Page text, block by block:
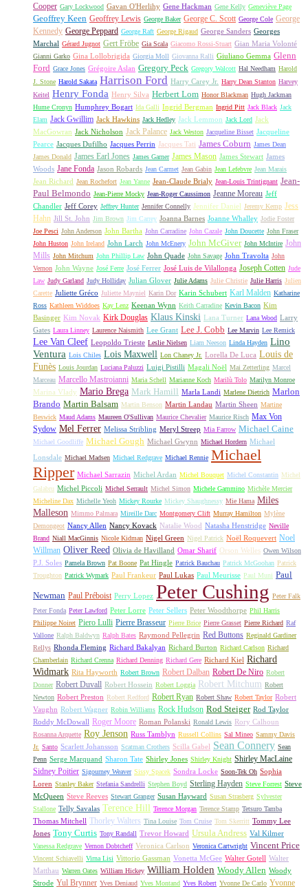
Cooper Gary Lockwood Gavan O'Herlihy Gene Hackman Gene Kelly Geneviève Page
Geoffrey Keen Geoffrey Lewis George Baker George C. Scott George Cole George
Kennedy George Peppard George Raft George Rigaud George Sanders Georges
Marchal Gérard Jugnot Gert Fröbe Gia Scala Giacomo Rossi-Stuart Gian Maria Volonté
Gianni Garko Gina Lollobrigida Giorgia Moll Giovanna Ralli Giuliano Gemma Glenn
Ford Grace Jones Grégoire Aslan Gregory Peck Gregory Walcott Hal Needham Harold
J. Stone Harold Sakata Harrison Ford Harry Carey Jr. Harry Dean Stanton Harvey
Keitel Henry Fonda Henry Silva Herbert Lom Honor Blackman Hugh Jackman
Hume Cronyn Humphrey Bogart Ida Galli Ingrid Bergman Ingrid Pitt Jack Black Jack
Elam Jack Gwillim Jack Hawkins Jack Hedley Jack Lemmon Jack Lord Jack
MacGowran Jack Nicholson Jack Palance Jack Weston Jacqueline Bisset Jacqueline
Pearce Jacques Dufilho Jacques Perrin Jacques Tati James Coburn James Dean
James Donald James Earl Jones James Garner James Mason James Stewart James
Woods Jane Fonda Jason Robards Jean Carmet Jean Gabin Jean Lefebvre Jean Marais
Jean Richard Jean Rochefort Jean Yanne Jean-Claude Brialy Jean-Louis Trintignant Jean-
Paul Belmondo Jean-Pierre Mocky Jean-Roger Caussimon Jeanne Moreau Jeff
Chandler Jeff Corey Jeffrey Hunter Jennifer Connelly Jennifer Daniel Jeremy Kemp Jess
Hahn Jill St. John Jim Brown Jim Carrey Joanna Barnes Joanne Whalley Jodie Foster
Joe Pesci John Anderson John Bartha John Carradine John Cazale John Doucette John Fraser
John Huston John Ireland John Larch John McEnery John McGiver John McIntire John
Mills John Mitchum John Phillip Law John Quade John Savage John Travolta John
Vernon John Wayne José Ferre José Ferrer José Luis de Vilallonga Joseph Cotten Jude
Law Judy Garland Judy Holliday Julian Glover Julie Adams Julie Christie Julie Harris Julien
Carette Juliette Gréco Juliette Mayniel Karin Dor Karin Schubert Karl Malden Katharine
Ross Kathleen Widdoes Kay Lenz Keenan Wynn Keith Carradine Kevin Bacon Kim
Basinger Kim Novak Kirk Douglas Klaus Kinski Lana Turner Lana Wood Larry
Gates Laura Linney Laurence Naismith Lee Grant Lee J. Cobb Lee Marvin Lee Remick
Lee Van Cleef Leopoldo Trieste Leslie Nielsen Liam Neeson Linda Hayden Lino
Ventura Lois Chiles Lois Maxwell Lon Chaney Jr. Lorella De Luca Louis de
Funès Louis Jourdan Luciana Paluzzi Luigi Pistilli Magali Noël Mai Zetterling Marcel
Marceau Marcello Mastroianni Maria Schell Marianne Koch Marilù Tolo Marilyn Monroe
Marina Vlady Mario Brega Mark Hamill Marla Landi Marlene Dietrich Marlon
Brando Martin Balsam Martin Benson Martin Landau Martin Sheen Martine
Beswick Maud Adams Maureen O'Sullivan Maurice Chevalier Maurice Risch Max Von
Sydow Mel Ferrer Melissa Stribling Meryl Streep Mia Farrow Michael Caine
Michael Goodliffe Michael Gough Michael Gwynn Michael Hordern Michael
Lonsdale Michael Madsen Michael Redgrave Michael Rennie Michael
Ripper Michael Sarrazin Michel Ardan Michel Bouquet Michel Constantin Michel
Galabru Michel Piccoli Michel Serrault Michel Simon Michele Gammino Michèle Mercier
Micheline Dax Michelle Yeoh Mickey Rourke Mickey Shaughnessy Mie Hama Miles
Malleson Mimmo Palmara Mireille Darc Montgomery Clift Murray Hamilton Mylène
Demongeot Nancy Allen Nancy Kovack Natalie Wood Natasha Henstridge Neville
Brand Niall MacGinnis Nicole Kidman Nigel Green Nigel Patrick Noël Roquevert Noel
Willman Oliver Reed Olivia de Havilland Omar Sharif Orson Welles Owen Wilson
P.J. Soles Pamela Brown Pat Boone Pat Hingle Patrick Bauchau Patrick McGoohan Patrick
Troughton Patrick Wymark Paul Frankeur Paul Lukas Paul Meurisse Paul Muni Paul
Newman Paul Préboist Perry Lopez Peter Cushing Peter Falk
Peter Fonda Peter Lawford Peter Lorre Peter Sellers Peter Woodthorpe Phil Harris
Philippe Noiret Piero Lulli Pierre Brasseur Pierre Brice Pierre Grasset Pierre Richard Raf
Vallone Ralph Baldwyn Ralph Bates Raymond Pellegrin Red Buttons Reginald Gardiner
Rellys Rhonda Fleming Richard Bakalyan Richard Burton Richard Carlson Richard
Chamberlain Richard Crenna Richard Denning Richard Gere Richard Kiel Richard
Widmark Rita Hayworth Robert Brown Robert Dalban Robert De Niro Robert
Donner Robert Duvall Robert Hossein Robert Loggia Robert Mitchum Robert
Newton Robert Preston Robert Redford Robert Ryan Robert Shaw Robert Taylor Robert
Vaughn Robert Wagner Robin Williams Rock Hudson Rod Steiger Rod Taylor
Roddy McDowall Roger Moore Roman Polanski Ronald Lewis Rory Calhoun
Rosanna Arquette Roy Jenson Russ Tamblyn Russell Collins Sal Mineo Sammy Davis
Jr. Santo Scarlett Johansson Scatman Crothers Scilla Gabel Sean Connery Sean
Penn Serge Marquand Sharon Tate Shirley Jones Shirley Knight Shirley MacLaine
Sidney Poitier Sigourney Weaver Sissy Spacek Sondra Locke Soon-Tek Oh Sophia
Loren Stanley Baker Stefania Sandrelli Stephen Boyd Sterling Hayden Steve Forrest Steve
McQueen Steve Reeves Stewart Granger Susan Hayward Susan Strasberg Sylvester
Stallone Telly Savalas Terence Hill Terence Morgan Terence Stamp Tetsuro Tamba
Thomas Mitchell Thorley Walters Tina Louise Tom Cruise Tom Skerritt Tommy Lee
Jones Tony Curtis Tony Randall Trevor Howard Ursula Andress Val Kilmer
Vanessa Redgrave Vernon Dobtcheff Veronica Carlson Veronica Cartwright Vincent Price
Vincent Schiavelli Virna Lisi Vittorio Gassman Vonetta McGee Walter Gotell Walter
Matthau Warren Oates William Hickey William Holden Woody Allen Woody
Strode Yul Brynner Yves Deniaud Yves Montand Yves Robert Yvonne De Carlo Yvonne